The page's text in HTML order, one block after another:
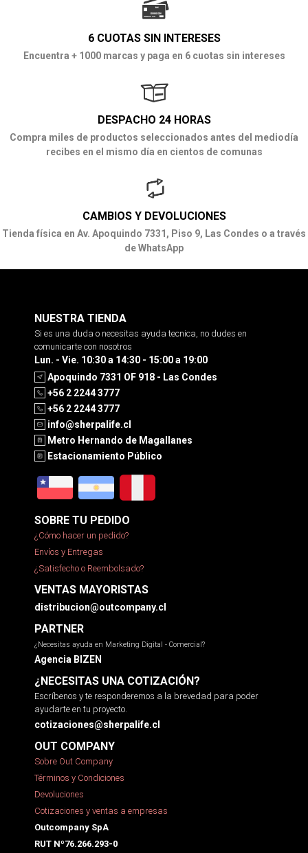
6 CUOTAS SIN INTERESES
Encuentra + 1000 marcas y paga en 6 cuotas sin intereses
DESPACHO 24 HORAS
Compra miles de productos seleccionados antes del mediodía
recibes en el mismo día en cientos de comunas
CAMBIOS Y DEVOLUCIONES
Tienda física en Av. Apoquindo 7331, Piso 9, Las Condes o a través
de WhatsApp
NUESTRA TIENDA
Si es una duda o necesitas ayuda tecnica, no dudes en
comunicarte con nosotros
Lun. - Vie. 10:30 a 14:30 - 15:00 a 19:00
Apoquindo 7331 OF 918 - Las Condes
+56 2 2244 3777
+56 2 2244 3777
info@sherpalife.cl
Metro Hernando de Magallanes
Estacionamiento Público
SOBRE TU PEDIDO
¿Cómo hacer un pedido?
Envíos y Entregas
¿Satisfecho o Reembolsado?
VENTAS MAYORISTAS
distribucion@outcompany.cl
PARTNER
¿Necesitas ayuda en Marketing Digital - Comercial?
Agencia BIZEN
¿NECESITAS UNA COTIZACIÓN?
Escríbenos y te responderemos a la brevedad para poder
ayudarte en tu proyecto.
cotizaciones@sherpalife.cl
OUT COMPANY
Sobre Out Company
Términos y Condiciones
Devoluciones
Cotizaciones y ventas a empresas
Outcompany SpA
RUT Nº76.266.293-0